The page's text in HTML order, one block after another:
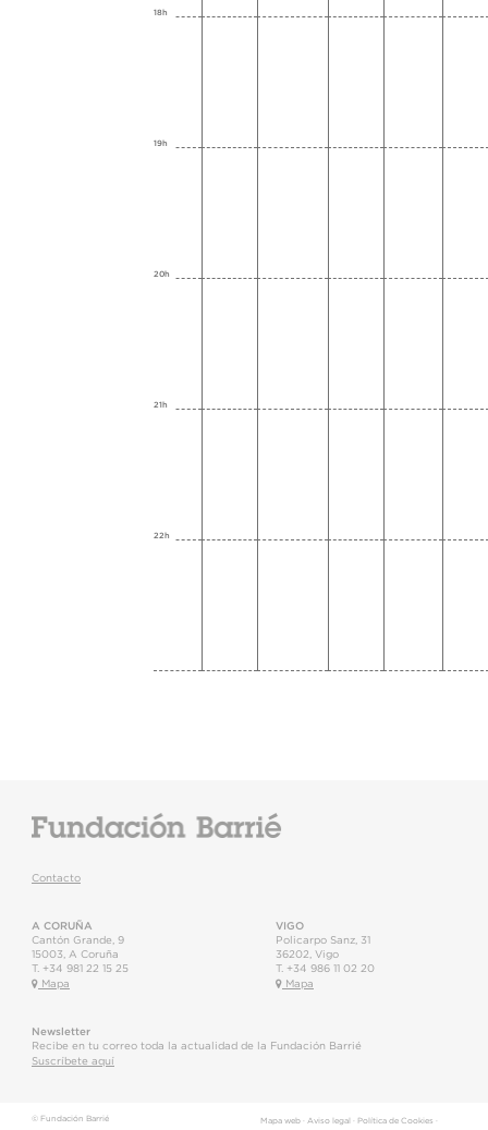
18h
19h
20h
21h
22h
Contacto
A CORUÑA
Cantón Grande, 9
15003
A Coruña
T. +34 981 22 15 25
Mapa
VIGO
Policarpo Sanz, 31
36202 Vigo
T. +34 986 11 02 20
Mapa
Newsletter
Recibe en tu correo toda la actualidad de la Fundación Barrié
Suscríbete aquí
© Fundación Barrié Mapa web· Aviso legal · Política de Cookies ·